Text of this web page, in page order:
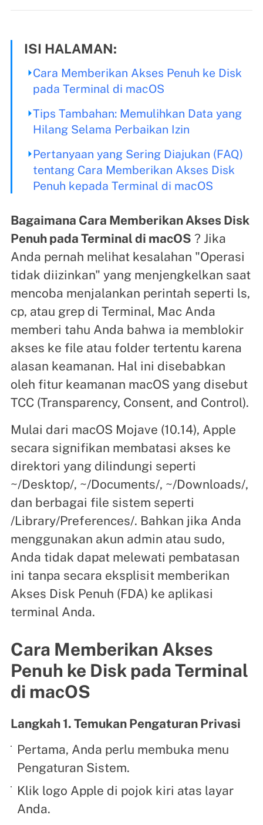
ISI HALAMAN:
Cara Memberikan Akses Penuh ke Disk
pada Terminal di macOS
Tips Tambahan: Memulihkan Data yang
Hilang Selama Perbaikan Izin
Pertanyaan yang Sering Diajukan (FAQ)
tentang Cara Memberikan Akses Disk
Penuh kepada Terminal di macOS
Bagaimana Cara Memberikan Akses Disk
Penuh pada Terminal di macOS ? Jika
Anda pernah melihat kesalahan "Operasi
tidak diizinkan" yang menjengkelkan saat
mencoba menjalankan perintah seperti ls,
cp, atau grep di Terminal, Mac Anda
memberi tahu Anda bahwa ia memblokir
akses ke file atau folder tertentu karena
alasan keamanan. Hal ini disebabkan
oleh fitur keamanan macOS yang disebut
TCC (Transparency, Consent, and Control).
Mulai dari macOS Mojave (10.14), Apple
secara signifikan membatasi akses ke
direktori yang dilindungi seperti
~/Desktop/, ~/Documents/, ~/Downloads/,
dan berbagai file sistem seperti
/Library/Preferences/. Bahkan jika Anda
menggunakan akun admin atau sudo,
Anda tidak dapat melewati pembatasan
ini tanpa secara eksplisit memberikan
Akses Disk Penuh (FDA) ke aplikasi
terminal Anda.
Cara Memberikan Akses
Penuh ke Disk pada Terminal
di macOS
Langkah 1. Temukan Pengaturan Privasi
Pertama, Anda perlu membuka menu
Pengaturan Sistem.
Klik logo Apple di pojok kiri atas layar
Anda.